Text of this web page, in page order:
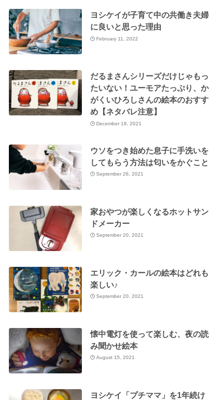
ヨシケイが子育て中の共働き夫婦
に良いと思った理由
February 11, 2022
だるまさんシリーズだけじゃもっ
たいない！ユーモアたっぷり、か
がくいひろしさんの絵本のおすす
め【ネタバレ注意】
December 19, 2021
ウソをつき始めた息子に手洗いを
してもらう方法は匂いをかぐこと
September 26, 2021
家おやつが楽しくなるホットサン
ドメーカー
September 20, 2021
エリック・カールの絵本はどれも
楽しい♪
September 20, 2021
懐中電灯を使って楽しむ、夜の読
み聞かせ絵本
August 15, 2021
ヨシケイ「プチママ」を1年続け